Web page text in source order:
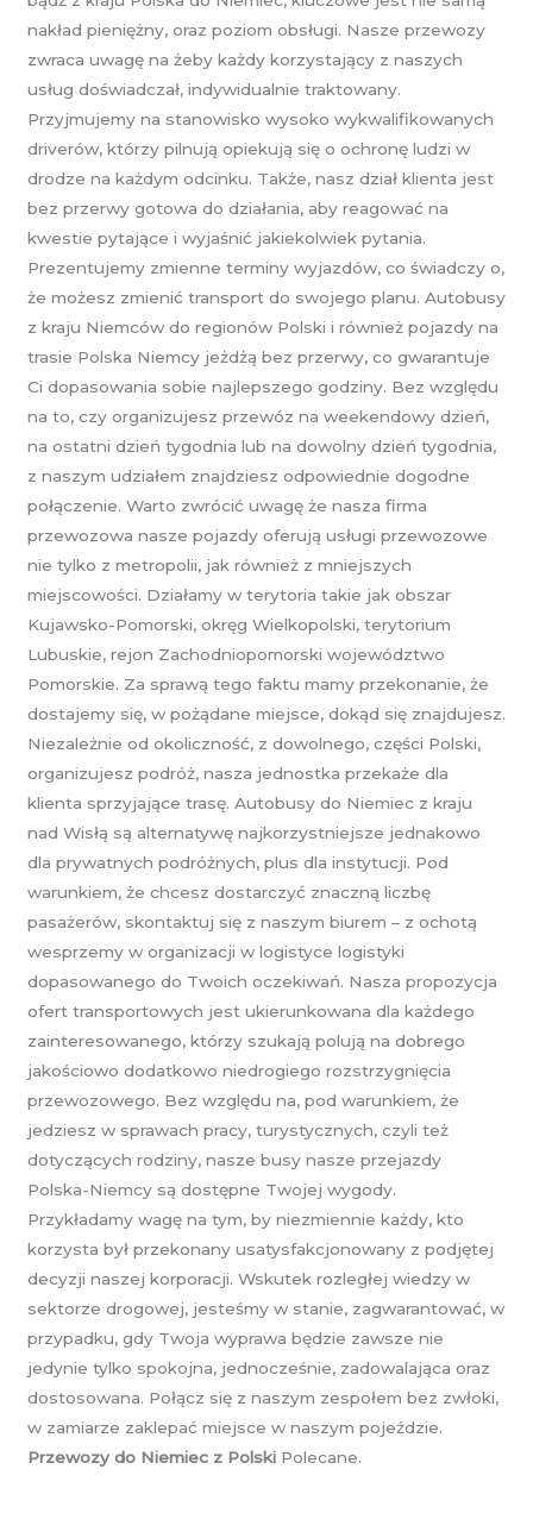
nakład pieniężny, oraz poziom obsługi. Nasze przewozy
zwraca uwagę na żeby każdy korzystający z naszych
usług doświadczał, indywidualnie traktowany.
Przyjmujemy na stanowisko wysoko wykwalifikowanych
driverów, którzy pilnują opiekują się o ochronę ludzi w
drodze na każdym odcinku. Także, nasz dział klienta jest
bez przerwy gotowa do działania, aby reagować na
kwestie pytające i wyjaśnić jakiekolwiek pytania.
Prezentujemy zmienne terminy wyjazdów, co świadczy o,
że możesz zmienić transport do swojego planu. Autobusy
z kraju Niemców do regionów Polski i również pojazdy na
trasie Polska Niemcy jeżdżą bez przerwy, co gwarantuje
Ci dopasowania sobie najlepszego godziny. Bez względu
na to, czy organizujesz przewóz na weekendowy dzień,
na ostatni dzień tygodnia lub na dowolny dzień tygodnia,
z naszym udziałem znajdziesz odpowiednie dogodne
połączenie. Warto zwrócić uwagę że nasza firma
przewozowa nasze pojazdy oferują usługi przewozowe
nie tylko z metropolii, jak również z mniejszych
miejscowości. Działamy w terytoria takie jak obszar
Kujawsko-Pomorski, okręg Wielkopolski, terytorium
Lubuskie, rejon Zachodniopomorski województwo
Pomorskie. Za sprawą tego faktu mamy przekonanie, że
dostajemy się, w pożądane miejsce, dokąd się znajdujesz.
Niezależnie od okoliczność, z dowolnego, części Polski,
organizujesz podróż, nasza jednostka przekaże dla
klienta sprzyjające trasę. Autobusy do Niemiec z kraju
nad Wisłą są alternatywę najkorzystniejsze jednakowo
dla prywatnych podróżnych, plus dla instytucji. Pod
warunkiem, że chcesz dostarczyć znaczną liczbę
pasażerów, skontaktuj się z naszym biurem – z ochotą
wesprzemy w organizacji w logistyce logistyki
dopasowanego do Twoich oczekiwań. Nasza propozycja
ofert transportowych jest ukierunkowana dla każdego
zainteresowanego, którzy szukają polują na dobrego
jakościowo dodatkowo niedrogiego rozstrzygnięcia
przewozowego. Bez względu na, pod warunkiem, że
jedziesz w sprawach pracy, turystycznych, czyli też
dotyczących rodziny, nasze busy nasze przejazdy
Polska-Niemcy są dostępne Twojej wygody.
Przykładamy wagę na tym, by niezmiennie każdy, kto
korzysta był przekonany usatysfakcjonowany z podjętej
decyzji naszej korporacji. Wskutek rozległej wiedzy w
sektorze drogowej, jesteśmy w stanie, zagwarantować, w
przypadku, gdy Twoja wyprawa będzie zawsze nie
jedynie tylko spokojna, jednocześnie, zadowalająca oraz
dostosowana. Połącz się z naszym zespołem bez zwłoki,
w zamiarze zaklepać miejsce w naszym pojeździe.
Przewozy do Niemiec z Polski Polecane.